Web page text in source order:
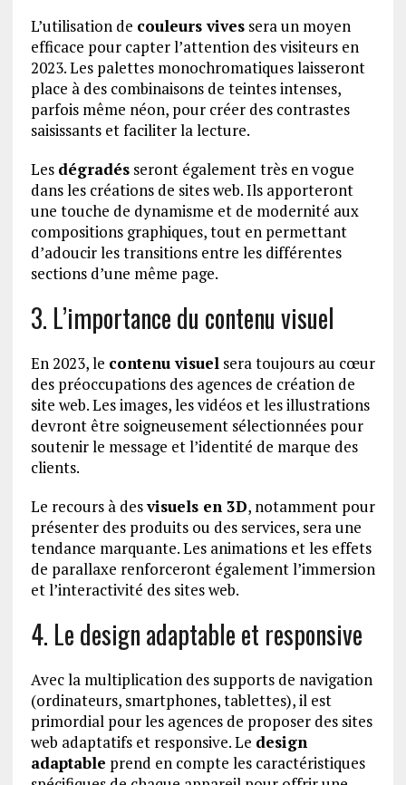
L’utilisation de couleurs vivessera un moyen
efficace pour capter l’attention des visiteurs en
2023. Les palettes monochromatiques laisseront
place à des combinaisons de teintes intenses,
parfois même néon, pour créer des contrastes
saisissants et faciliter la lecture.
Les dégradésseront également très en vogue
dans les créations de sites web. Ils apporteront
une touche de dynamisme et de modernité aux
compositions graphiques, tout en permettant
d’adoucir les transitions entre les différentes
sections d’une même page.
3. L’importance du contenu visuel
En 2023, le contenu visuel sera toujours au cœur
des préoccupations des agences de création de
site web. Les images, les vidéos et les illustrations
devront être soigneusement sélectionnées pour
soutenir le message et l’identité de marque des
clients.
Le recours à desvisuels en 3D, notamment pour
présenter des produits ou des services, sera une
tendance marquante. Les animations et les effets
de parallaxe renforceront également l’immersion
et l’interactivité des sites web.
4. Le design adaptable et responsive
Avec la multiplication des supports de navigation
(ordinateurs, smartphones, tablettes), il est
primordial pour les agences de proposer des sites
web adaptatifs et responsive. Le design
adaptable prend en compte les caractéristiques